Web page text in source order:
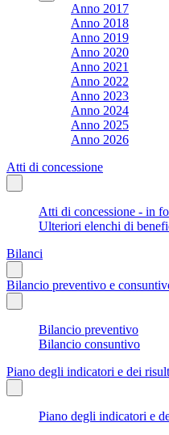
Anno 2017
Anno 2018
Anno 2019
Anno 2020
Anno 2021
Anno 2022
Anno 2023
Anno 2024
Anno 2025
Anno 2026
Atti di concessione
Atti di concessione - in
Ulteriori elenchi di
Bilanci
Bilancio preventivo e
Bilancio preventivo
Bilancio consuntivo
Piano degli indicatori e dei
Piano degli indicatori e